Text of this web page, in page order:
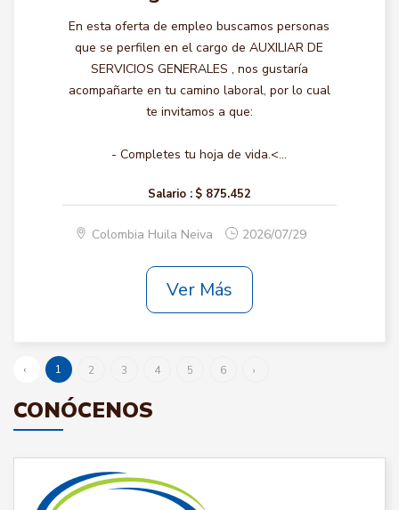
En esta oferta de empleo buscamos personas
que se perfilen en el cargo de AUXILIAR DE
SERVICIOS GENERALES , nos gustaría
acompañarte en tu camino laboral, por lo cual
te invitamos a que:
- Completes tu hoja de vida.<...
Salario : $ 875.452
Colombia Huila Neiva 2026/07/29
Ver Más
‹ 1 2 3 4 5 6 ›
CONÓCENOS